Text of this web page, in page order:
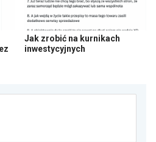
Jak zrobić na kurnikach
inwestycyjnych